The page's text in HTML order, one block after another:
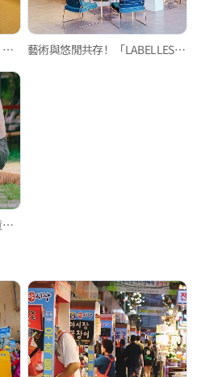
虹吸咖啡、公平交易咖啡豆、塌塌米房間的獨家特調「空間KUKAN」 藝術與悠閒共存！「LABELLES HEIDI嚴弓藝廊店」
有貓咪迎接的森林早午餐，童話般的空間「Woody Brook」